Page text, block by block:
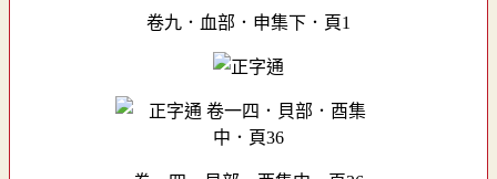
卷九．血部．申集下．頁1